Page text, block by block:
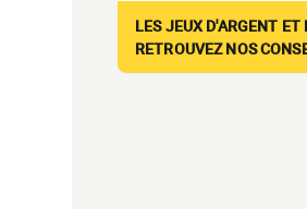
LES JEUX D'ARGENT
RETROUVEZ NOS